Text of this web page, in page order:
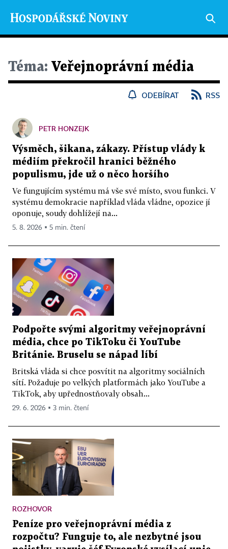
Téma: Veřejnoprávní média
ODEBÍRAT RSS
PETR HONZEJK
Výsměch, šikana, zákazy. Přístup vlády k
médiím překročil hranici běžného
populismu, jde už o něco horšího
Ve fungujícím systému má vše své místo, svou funkci. V
systému demokracie například vláda vládne, opozice jí
oponuje, soudy dohlížejí na...
5. 8. 2026 ▪ 5 min. čtení
Podpořte svými algoritmy veřejnoprávní
média, chce po TikToku či YouTube
Británie. Bruselu se nápad líbí
Britská vláda si chce posvítit na algoritmy sociálních
sítí. Požaduje po velkých platformách jako YouTube a
TikTok, aby upřednostňovaly obsah...
29. 6. 2026 ▪ 3 min. čtení
ROZHOVOR
Peníze pro veřejnoprávní média z
rozpočtu? Funguje to, ale nezbytné jsou